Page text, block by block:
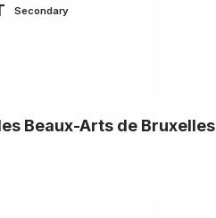
Secondary
Beaux-Arts de Bruxelles